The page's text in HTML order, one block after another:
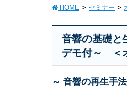
HOME セミナー
音響の基礎と
デモ付～ ＜
～ 音響の再生手